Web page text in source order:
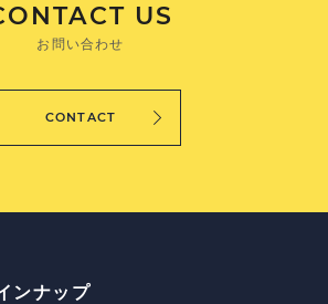
US
お問い合わせ
CONTACT
ンナップ